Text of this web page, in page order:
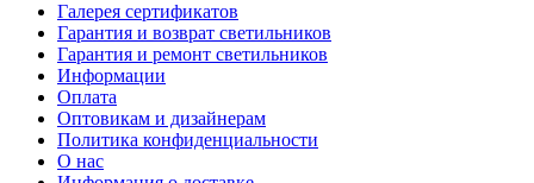
Галерея сертификатов
Гарантия и возврат светильников
Гарантия и ремонт светильников
Информации
Оплата
Оптовикам и дизайнерам
Политика конфиденциальности
О нас